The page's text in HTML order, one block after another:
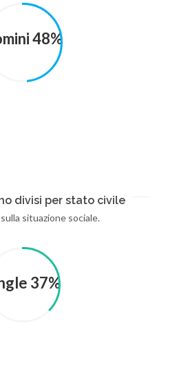
48%
divisi per stato civile
situazione sociale.
37%